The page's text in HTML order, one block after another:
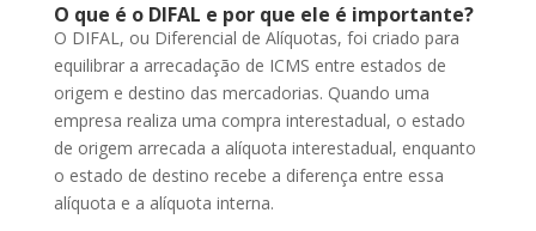
O que é o DIFAL e por que ele é importante?
O DIFAL, ou Diferencial de Alíquotas, foi criado para
equilibrar a arrecadação de ICMS entre estados de
origem e destino das mercadorias. Quando uma
empresa realiza uma compra interestadual, o estado
de origem arrecada a alíquota interestadual, enquanto
o estado de destino recebe a diferença entre essa
alíquota e a alíquota interna.